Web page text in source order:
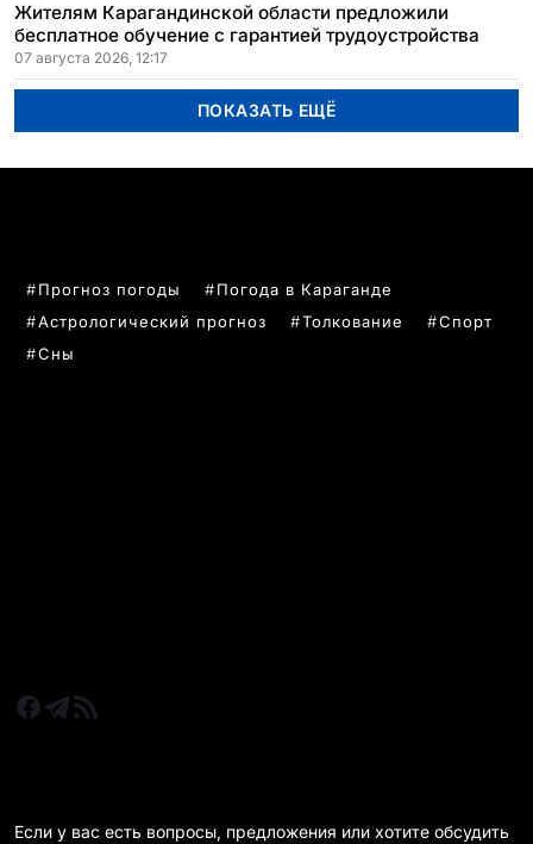
Жителям Карагандинской области предложили
бесплатное обучение с гарантией трудоустройства
07 августа 2026, 12:17
ПОКАЗАТЬ ЕЩЁ
Прогноз погоды
Погода в Караганде
Астрологический прогноз
Толкование
Спорт
Сны
Если у вас есть вопросы, предложения или хотите обсудить